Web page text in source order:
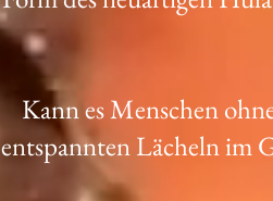
Kann es Menschen
entspannten Lächeln im